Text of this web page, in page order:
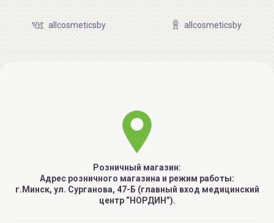
allcosmeticsby allcosmeticsby
Розничный магазин:
Адрес розничного магазина и режим работы:
г.Минск, ул. Сурганова, 47-Б (главный вход медицинский
центр “НОРДИН”).